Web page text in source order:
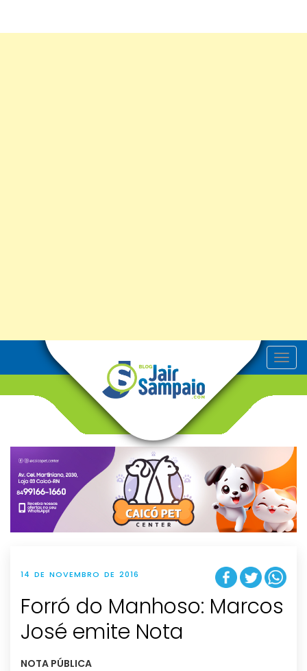
T
o
v
g
t
i
o
n
14 DE NOVEMBRO DE 2016
Forró do Manhoso: Marcos
José emite Nota
NOTA PÚBLICA